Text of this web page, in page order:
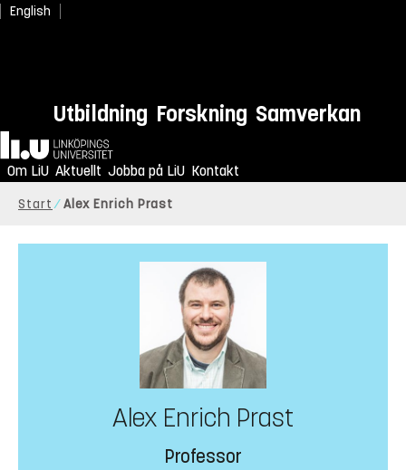
English
Utbildning Forskning Samverkan
Hem
Om LiU Aktuellt Jobba på LiU Kontakt
Start Alex Enrich Prast
Alex Enrich Prast
Professor